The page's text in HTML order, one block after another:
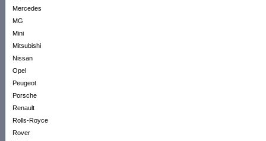
Mercedes
MG
Mini
Mitsubishi
Nissan
Opel
Peugeot
Porsche
Renault
Rolls-Royce
Rover